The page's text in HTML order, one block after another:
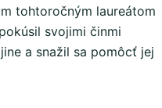
tohtoročným laureátom
svojimi činmi
a snažil sa pomôcť jej